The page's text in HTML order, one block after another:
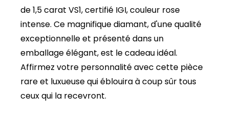
de 1,5 carat VS1, certifié IGI, couleur rose
intense. Ce magnifique diamant, d'une qualité
exceptionnelle et présenté dans un
emballage élégant, est le cadeau idéal.
Affirmez votre personnalité avec cette pièce
rare et luxueuse qui éblouira à coup sûr tous
ceux qui la recevront.